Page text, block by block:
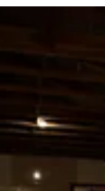
segue por
Central (14/